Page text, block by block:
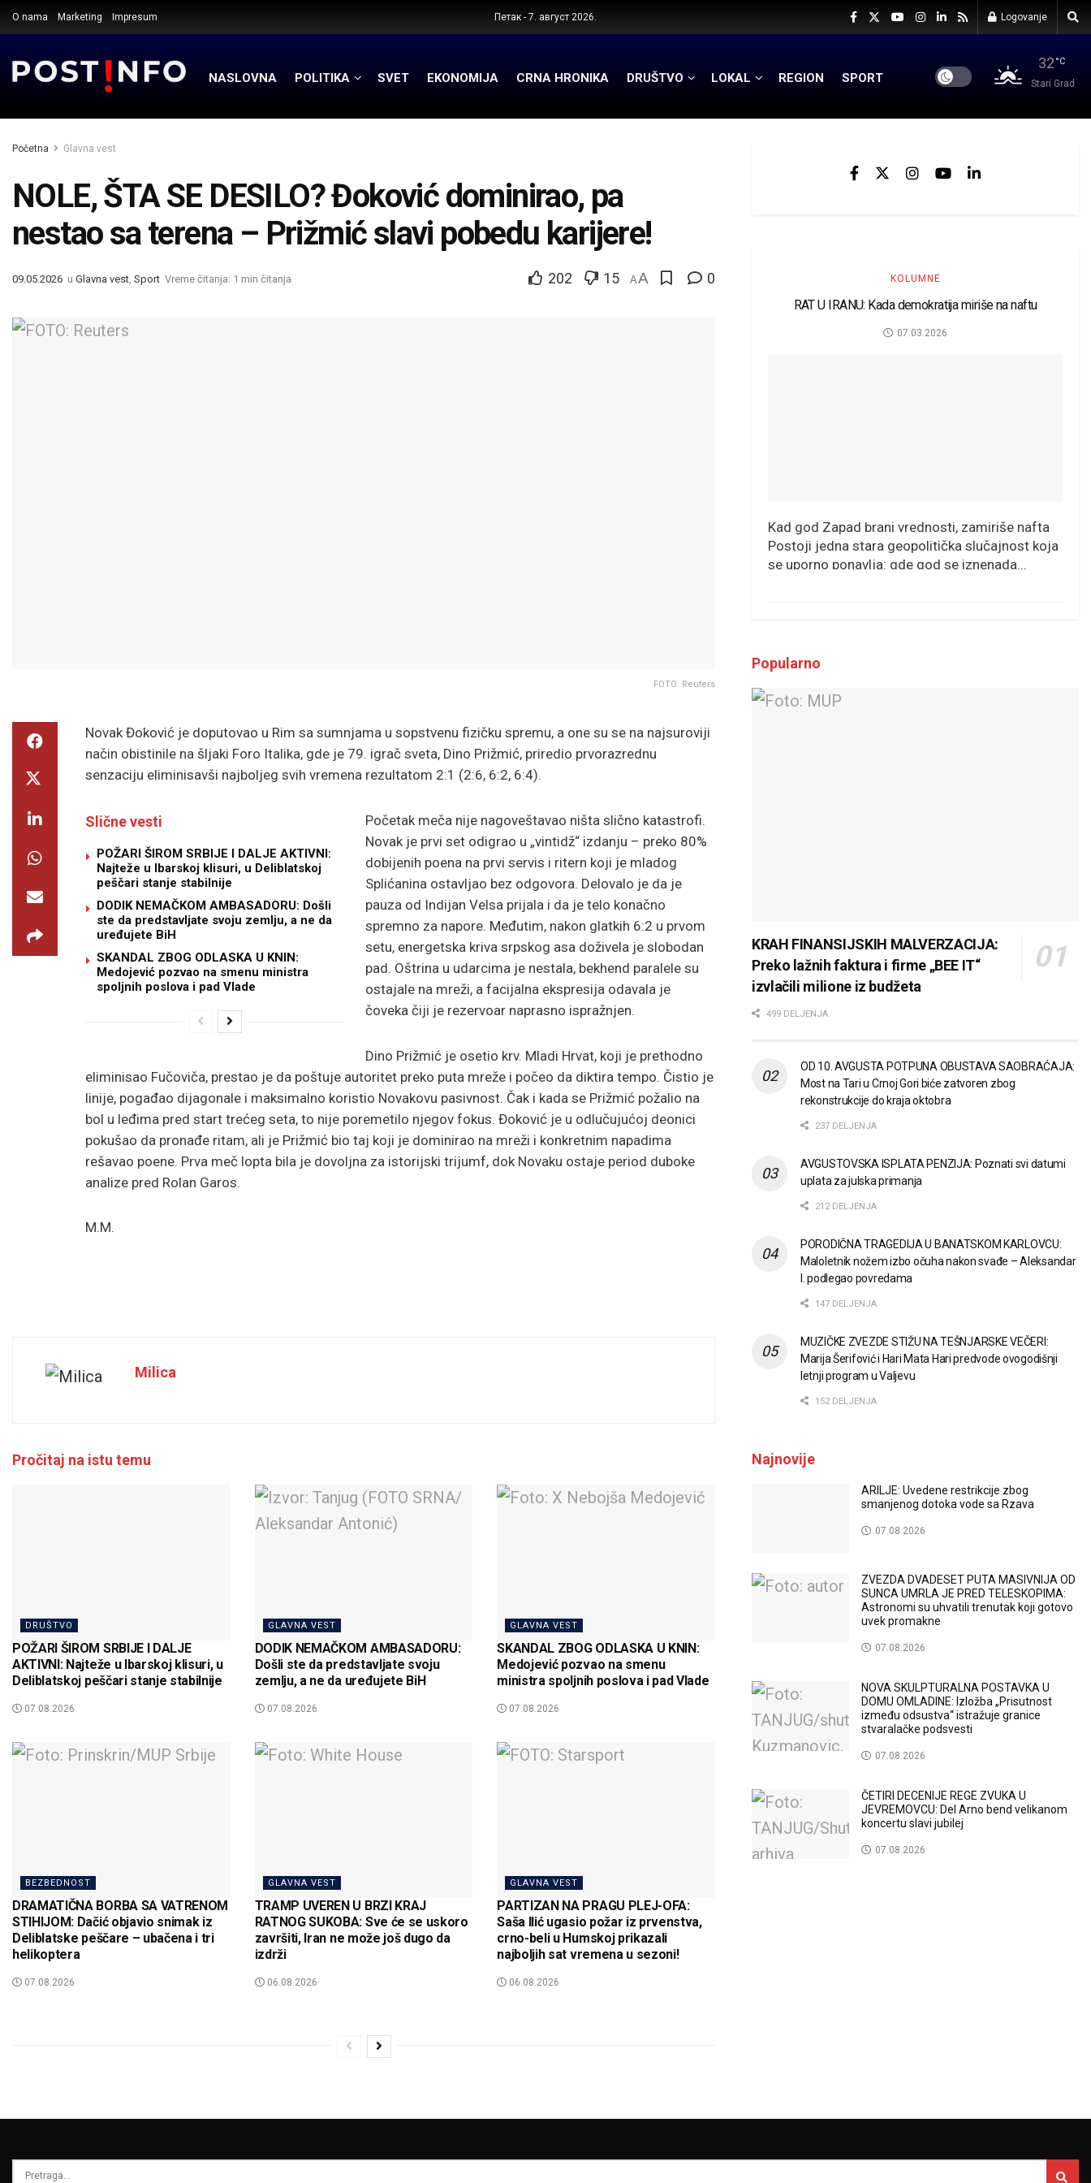
O nama Marketing Impresum Петак - 7. август 2026. Logovanje
NASLOVNA POLITIKA SVET EKONOMIJA CRNA HRONIKA DRUŠTVO LOKAL REGION SPORT
32 °C
Stari Grad
Početna Glavna vest
NOLE, ŠTA SE DESILO? Đoković dominirao, pa
nestao sa terena – Prižmić slavi pobedu karijere!
09.05.2026 u Glavna vest, Sport Vreme čitanja: 1 min čitanja 202 15 AA 0
FOTO: Reuters
Novak Đoković je doputovao u Rim sa sumnjama u sopstvenu fizičku spremu, a one su se na najsuroviji
način obistinile na šljaki Foro Italika, gde je 79. igrač sveta, Dino Prižmić, priredio prvorazrednu
senzaciju eliminisavši najboljeg svih vremena rezultatom 2:1 (2:6, 6:2, 6:4).
Slične vesti
POŽARI ŠIROM SRBIJE I DALJE AKTIVNI:
Najteže u Ibarskoj klisuri, u Deliblatskoj
peščari stanje stabilnije
DODIK NEMAČKOM AMBASADORU: Došli
ste da predstavljate svoju zemlju, a ne da
uređujete BiH
SKANDAL ZBOG ODLASKA U KNIN:
Medojević pozvao na smenu ministra
spoljnih poslova i pad Vlade
Početak meča nije nagoveštavao ništa slično katastrofi.
Novak je prvi set odigrao u „vintidž“ izdanju – preko 80%
dobijenih poena na prvi servis i ritern koji je mladog
Splićanina ostavljao bez odgovora. Delovalo je da je
pauza od Indijan Velsa prijala i da je telo konačno
spremno za napore. Međutim, nakon glatkih 6:2 u prvom
setu, energetska kriva srpskog asa doživela je slobodan
pad. Oštrina u udarcima je nestala, bekhend paralele su
ostajale na mreži, a facijalna ekspresija odavala je
čoveka čiji je rezervoar naprasno ispražnjen.
Dino Prižmić je osetio krv. Mladi Hrvat, koji je prethodno
eliminisao Fučoviča, prestao je da poštuje autoritet preko puta mreže i počeo da diktira tempo. Čistio je
linije, pogađao dijagonale i maksimalno koristio Novakovu pasivnost. Čak i kada se Prižmić požalio na
bol u leđima pred start trećeg seta, to nije poremetilo njegov fokus. Đoković je u odlučujućoj deonici
pokušao da pronađe ritam, ali je Prižmić bio taj koji je dominirao na mreži i konkretnim napadima
rešavao poene. Prva meč lopta bila je dovoljna za istorijski trijumf, dok Novaku ostaje period duboke
analize pred Rolan Garos.
M.M.
Milica
Pročitaj na istu temu
DRUŠTVO
POŽARI ŠIROM SRBIJE I DALJE
AKTIVNI: Najteže u Ibarskoj klisuri, u
Deliblatskoj peščari stanje stabilnije
07.08.2026
GLAVNA VEST
DODIK NEMAČKOM AMBASADORU:
Došli ste da predstavljate svoju
zemlju, a ne da uređujete BiH
07.08.2026
GLAVNA VEST
SKANDAL ZBOG ODLASKA U KNIN:
Medojević pozvao na smenu
ministra spoljnih poslova i pad Vlade
07.08.2026
BEZBEDNOST
DRAMATIČNA BORBA SA VATRENOM
STIHIJOM: Dačić objavio snimak iz
Deliblatske peščare – ubačena i tri
helikoptera
07.08.2026
GLAVNA VEST
TRAMP UVEREN U BRZI KRAJ
RATNOG SUKOBA: Sve će se uskoro
završiti, Iran ne može još dugo da
izdrži
06.08.2026
GLAVNA VEST
PARTIZAN NA PRAGU PLEJ-OFA:
Saša Ilić ugasio požar iz prvenstva,
crno-beli u Humskoj prikazali
najboljih sat vremena u sezoni!
06.08.2026
KOLUMNE
RAT U IRANU: Kada demokratija miriše na naftu
07.03.2026
Kad god Zapad brani vrednosti, zamiriše nafta
Postoji jedna stara geopolitička slučajnost koja
se uporno ponavlja: gde god se iznenada...
Popularno
KRAH FINANSIJSKIH MALVERZACIJA:
Preko lažnih faktura i firme „BEE IT“
izvlačili milione iz budžeta
499 DELJENJA
OD 10. AVGUSTA POTPUNA OBUSTAVA SAOBRAĆAJA:
Most na Tari u Crnoj Gori biće zatvoren zbog
rekonstrukcije do kraja oktobra
237 DELJENJA
AVGUSTOVSKA ISPLATA PENZIJA: Poznati svi datumi
uplata za julska primanja
212 DELJENJA
PORODIČNA TRAGEDIJA U BANATSKOM KARLOVCU:
Maloletnik nožem izbo očuha nakon svađe – Aleksandar
I. podlegao povredama
147 DELJENJA
MUZIČKE ZVEZDE STIŽU NA TEŠNJARSKE VEČERI:
Marija Šerifović i Hari Mata Hari predvode ovogodišnji
letnji program u Valjevu
152 DELJENJA
Najnovije
ARILJE: Uvedene restrikcije zbog
smanjenog dotoka vode sa Rzava
07.08.2026
ZVEZDA DVADESET PUTA MASIVNIJA OD
SUNCA UMRLA JE PRED TELESKOPIMA:
Astronomi su uhvatili trenutak koji gotovo
uvek promakne
07.08.2026
NOVA SKULPTURALNA POSTAVKA U
DOMU OMLADINE: Izložba „Prisutnost
između odsustva“ istražuje granice
stvaralačke podsvesti
07.08.2026
ČETIRI DECENIJE REGE ZVUKA U
JEVREMOVCU: Del Arno bend velikanom
koncertu slavi jubilej
07.08.2026